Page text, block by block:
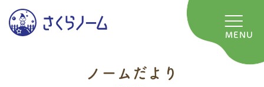
MENU
ノ ー ム だ よ り